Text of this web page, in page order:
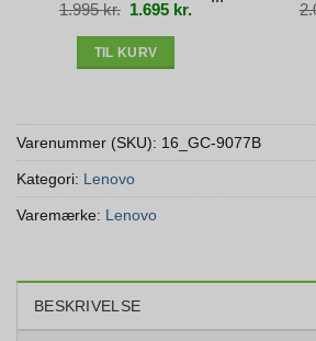
1.995kr. Den
oprindelige
pris
1.695 kr. Den
aktuelle
pris
TIL KURV
Varenummer (SKU): 16_GC-9077B
Kategori: Lenovo
Varemærke: Lenovo
BESKRIVELSE